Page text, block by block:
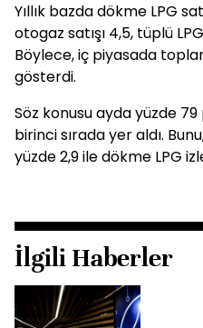
Yıllık bazda dökme LPG
otogaz satışı 4,5, tüplü
Böylece, iç piyasada
gösterdi.
Söz konusu ayda yüzde
birinci sırada yer aldı.
yüzde 2,9 ile dökme LPG
İlgili Haberler